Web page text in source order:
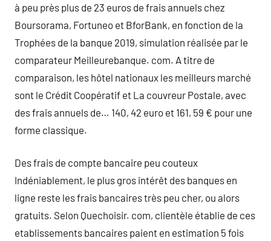
à peu près plus de 23 euros de frais annuels chez
Boursorama, Fortuneo et BforBank, en fonction de la
Trophées de la banque 2019, simulation réalisée par le
comparateur Meilleurebanque. com. A titre de
comparaison, les hôtel nationaux les meilleurs marché
sont le Crédit Coopératif et La couvreur Postale, avec
des frais annuels de… 140, 42 euro et 161, 59 € pour une
forme classique.
Des frais de compte bancaire peu couteux
Indéniablement, le plus gros intérêt des banques en
ligne reste les frais bancaires très peu cher, ou alors
gratuits. Selon Quechoisir. com, clientèle établie de ces
etablissements bancaires paient en estimation 5 fois